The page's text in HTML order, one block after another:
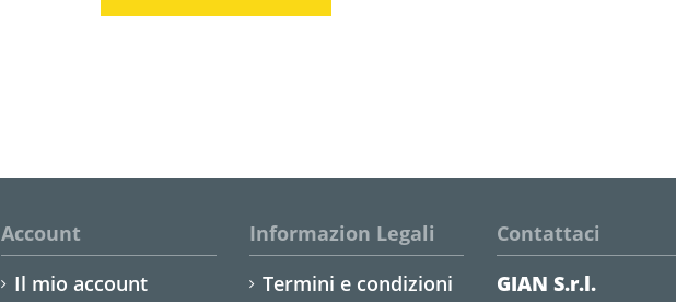
Account
Il mio account
Informazion Legali
Termini e condizioni
Contattaci
GIAN S.r.l.